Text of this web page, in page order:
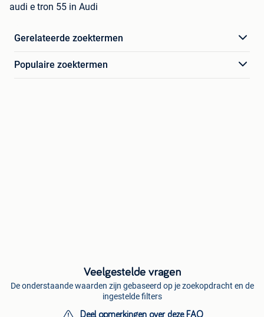
audi e tron 55 in Audi
Gerelateerde zoektermen
Populaire zoektermen
Veelgestelde vragen
De onderstaande waarden zijn gebaseerd op je zoekopdracht en de
ingestelde filters
Deel opmerkingen over deze FAQ